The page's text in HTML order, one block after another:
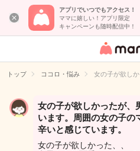
アプリでいつでもアクセス！
ママに嬉しい！アプリ限定
キャンペーンも随時配信中！
女性専用
イト
トップ ココロ・悩み 女の子が欲し
女の子が欲しかったが、
います。周囲の女の子の
辛いと感じています。
女の子が欲しかった、、